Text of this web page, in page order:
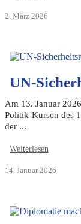
2. März 2026
UN-
Am 13. Januar
Politik-Kursen des
der ...
Weiterlesen
14. Januar 2026